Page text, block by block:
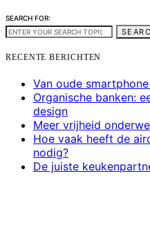
SEARCH FOR:
RECENTE BERICHTEN
Van oude
Organische banken:
design
Meer vrijheid
Hoe vaak heeft de
nodig?
De juiste